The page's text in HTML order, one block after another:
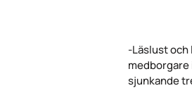
-Läslust och
sjunkande